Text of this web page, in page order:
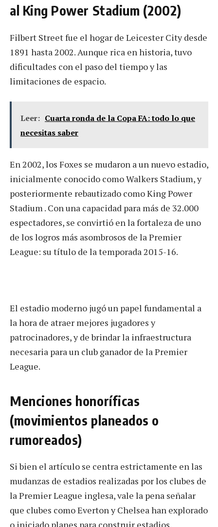
al King Power Stadium (2002)
Filbert Street fue el hogar de Leicester City desde
1891 hasta 2002. Aunque rica en historia, tuvo
dificultades con el paso del tiempo y las
limitaciones de espacio.
Leer: Cuarta ronda de la Copa FA: todo lo que
necesitas saber
En 2002, los Foxes se mudaron a un nuevo estadio,
inicialmente conocido como Walkers Stadium, y
posteriormente rebautizado como King Power
Stadium . Con una capacidad para más de 32.000
espectadores, se convirtió en la fortaleza de uno
de los logros más asombrosos de la Premier
League: su título de la temporada 2015-16.
El estadio moderno jugó un papel fundamental a
la hora de atraer mejores jugadores y
patrocinadores, y de brindar la infraestructura
necesaria para un club ganador de la Premier
League.
Menciones honoríficas
(movimientos planeados o
rumoreados)
Si bien el artículo se centra estrictamente en las
mudanzas de estadios realizadas por los clubes de
la Premier League inglesa, vale la pena señalar
que clubes como Everton y Chelsea han explorado